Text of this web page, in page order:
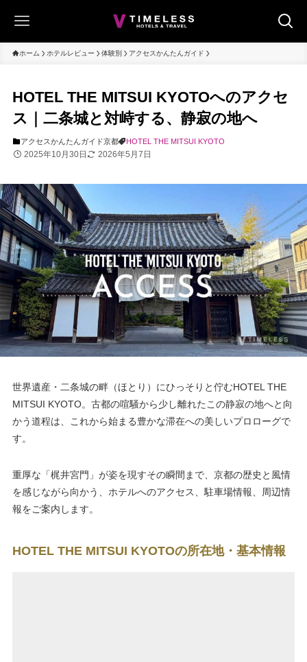
ホーム ホテルレビュー 体験別 アクセスかんたんガイド
HOTEL THE MITSUI KYOTOへのアクセ
ス｜二条城と対峙する、静寂の地へ
アクセスかんたんガイド京都 HOTEL THE MITSUI KYOTO
2025年10月30日 2026年5月7日
世界遺産・二条城の畔（ほとり）にひっそりと佇むHOTEL THE
MITSUI KYOTO。古都の喧騒から少し離れたこの静寂の地へと向
かう道程は、これから始まる豊かな滞在への美しいプロローグで
す。
重厚な「梶井宮門」が姿を現すその瞬間まで、京都の歴史と風情
を感じながら向かう、ホテルへのアクセス、駐車場情報、周辺情
報をご案内します。
HOTEL THE MITSUI KYOTOの所在地・基本情報